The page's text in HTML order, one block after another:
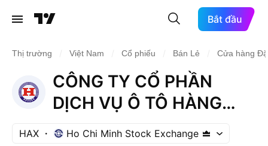
Bắt đầu
Thị trường Việt Nam Cổ phiếu Bán Lẻ Cửa hàng
CÔNG TY CỔ PHẦN
DỊCH VỤ Ô TÔ HÀNG
XANH
HAX Ho Chi Minh Stock Exchange